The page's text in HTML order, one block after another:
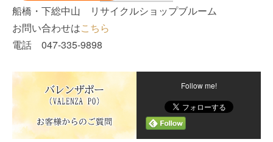
船橋・下総中山 リサイクルショップブルーム
お問い合わせはこちら
電話 047-335-9898
Follow me!